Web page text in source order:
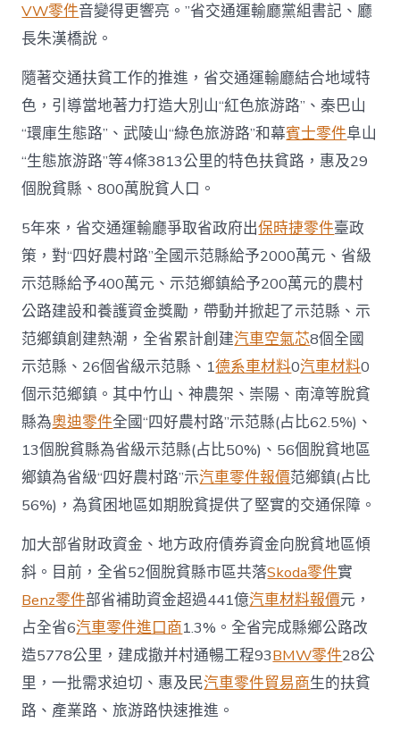
VW零件音變得更響亮。”省交通運輸廳黨組書記、廳
長朱漢橋說。
隨著交通扶貧工作的推進，省交通運輸廳結合地域特
色，引導當地著力打造大別山“紅色旅游路”、秦巴山
“環庫生態路”、武陵山“綠色旅游路”和幕賓士零件阜山
“生態旅游路”等4條3813公里的特色扶貧路，惠及29
個脫貧縣、800萬脫貧人口。
5年來，省交通運輸廳爭取省政府出保時捷零件臺政
策，對“四好農村路”全國示范縣給予2000萬元、省級
示范縣給予400萬元、示范鄉鎮給予200萬元的農村
公路建設和養護資金獎勵，帶動并掀起了示范縣、示
范鄉鎮創建熱潮，全省累計創建汽車空氣芯8個全國
示范縣、26個省級示范縣、1德系車材料0汽車材料0
個示范鄉鎮。其中竹山、神農架、崇陽、南漳等脫貧
縣為奧迪零件全國“四好農村路”示范縣(占比62.5%)、
13個脫貧縣為省級示范縣(占比50%)、56個脫貧地區
鄉鎮為省級“四好農村路”示汽車零件報價范鄉鎮(占比
56%)，為貧困地區如期脫貧提供了堅實的交通保障。
加大部省財政資金、地方政府債券資金向脫貧地區傾
斜。目前，全省52個脫貧縣市區共落Skoda零件實
Benz零件部省補助資金超過441億汽車材料報價元，
占全省6汽車零件進口商1.3%。全省完成縣鄉公路改
造5778公里，建成撤并村通暢工程93BMW零件28公
里，一批需求迫切、惠及民汽車零件貿易商生的扶貧
路、產業路、旅游路快速推進。